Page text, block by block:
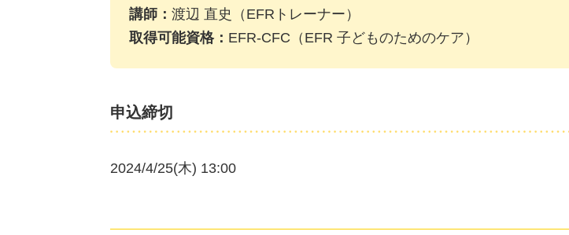
講師： 渡辺 直史（EFRトレーナー）
取得可能資格： EFR-CFC（EFR 子どものためのケア）
申込締切
2024/4/25(木) 13:00